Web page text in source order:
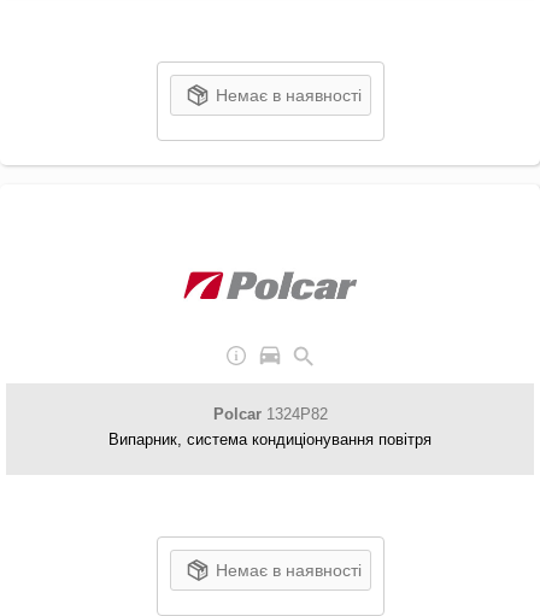
Немає в наявності
Polcar1324P82
Випарник, система кондиціонування повітря
Немає в наявності